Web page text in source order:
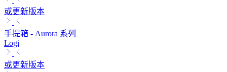
或更新版本
手提箱 - Aurora 系列
Logi
或更新版本